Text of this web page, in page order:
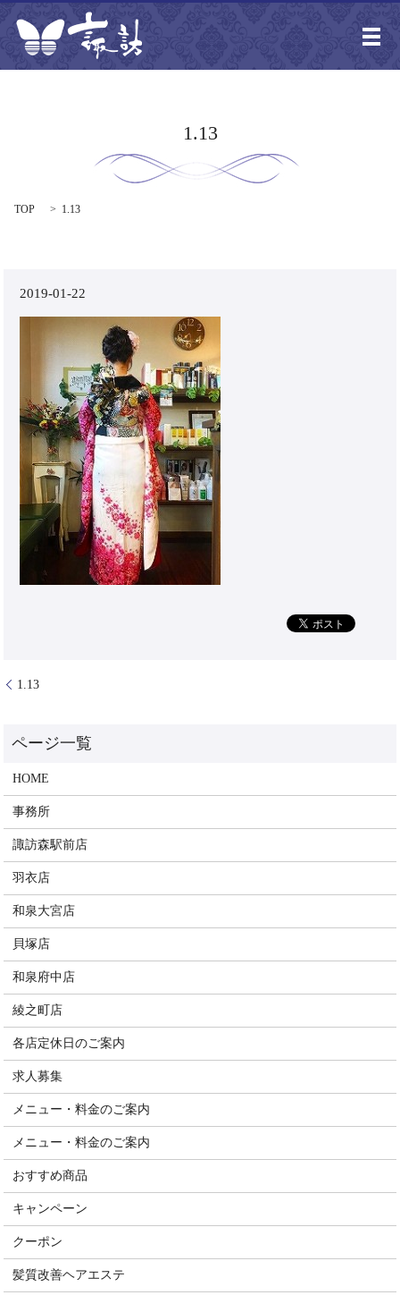
メ
1.13
TOP 1.13
2019-01-22
1.13
HOME
事務所
諏訪森駅前店
羽衣店
和泉大宮店
貝塚店
和泉府中店
綾之町店
各店定休日のご案内
求人募集
メニュー・料金のご案内
メニュー・料金のご案内
おすすめ商品
キャンペーン
クーポン
髪質改善ヘアエステ